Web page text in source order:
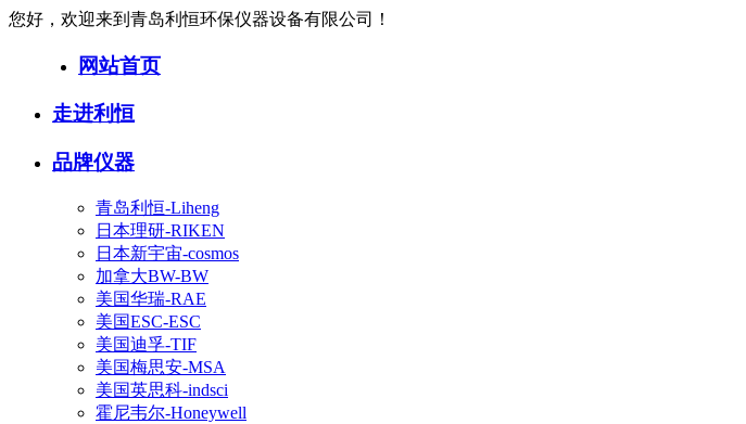
您好，欢迎来到青岛利恒环保仪器设备有限公司！
网站首页
走进利恒
品牌仪器
青岛利恒-Liheng
日本理研-RIKEN
日本新宇宙-cosmos
加拿大BW-BW
美国华瑞-RAE
美国ESC-ESC
美国迪孚-TIF
美国梅思安-MSA
美国英思科-indsci
霍尼韦尔-Honeywell